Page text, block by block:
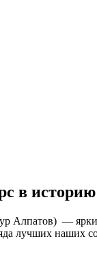
в историю
Алпатов) —
лучших наших